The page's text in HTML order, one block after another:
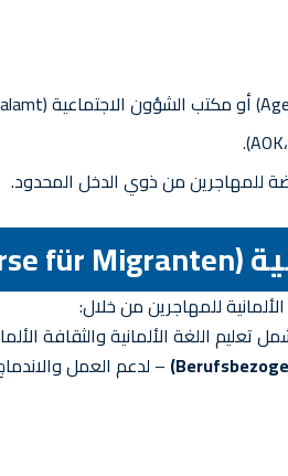
للمهاجرين من ذوي الدخل المحدود.
للمهاجرين من خلال:
تعليم اللغة الألمانية والثقافة
– لدعم العمل